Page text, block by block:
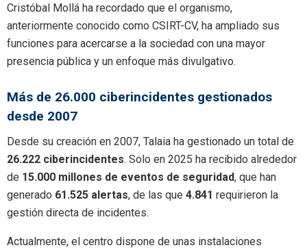
Cristóbal Mollá ha recordado que el organismo,
anteriormente conocido como CSIRT-CV, ha ampliado sus
funciones para acercarse a la sociedad con una mayor
presencia pública y un enfoque más divulgativo.
Más de 26.000 ciberincidentes gestionados
desde 2007
Desde su creación en 2007, Talaia ha gestionado un total de
26.222 ciberincidentes. Solo en 2025 ha recibido alrededor
de 15.000 millones de eventos de seguridad, que han
generado 61.525 alertas, de las que 4.841 requirieron la
gestión directa de incidentes.
Actualmente, el centro dispone de unas instalaciones